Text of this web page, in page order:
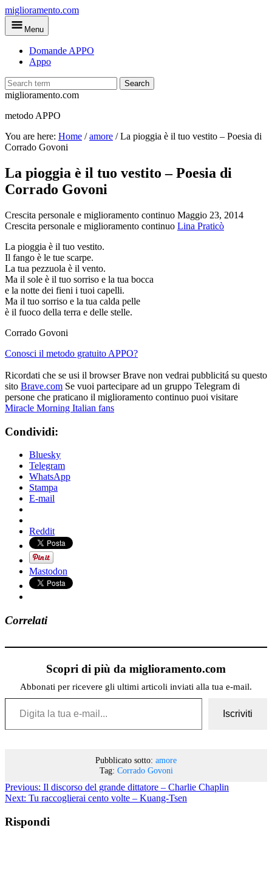
Skip
to
main
miglioramento.com
Menu
Domande APPO
Appo
Search
miglioramento.com
metodo APPO
You are here: Home /amore /La pioggia è il tuo vestito – Poesia di
Corrado Govoni
La pioggia è il tuo vestito – Poesia di
Corrado Govoni
Crescita personale e miglioramento continuo Maggio 23, 2014
Crescita personale e miglioramento continuo Lina Praticò
La pioggia è il tuo vestito.
Il fango è le tue scarpe.
La tua pezzuola è il vento.
Ma il sole è il tuo sorriso e la tua bocca
e la notte dei fieni i tuoi capelli.
Ma il tuo sorriso e la tua calda pelle
è il fuoco della terra e delle stelle.
Corrado Govoni
Conosci il metodo gratuito APPO?
Ricordati che se usi il browser Brave non vedrai pubblicitá su questo
sito Brave.com Se vuoi partecipare ad un gruppo Telegram di
persone che praticano il miglioramento continuo puoi visitare
Miracle Morning Italian fans
Condividi:
Bluesky
Telegram
WhatsApp
Stampa
E-mail
Reddit
Mastodon
Correlati
Scopri di più da miglioramento.com
Abbonati per ricevere gli ultimi articoli inviati alla tua e-mail.
Digita la tua e-mail...
Iscriviti
Pubblicato sotto: amore
Tag: Corrado Govoni
Previous: Il discorso del grande dittatore – Charlie Chaplin
Next: Tu raccoglierai cento volte – Kuang-Tsen
Rispondi